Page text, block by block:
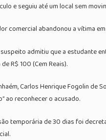
e seguiu até um local sem
comercial abandonou a vítima
admitiu que a estudante
R$ 100 (Cem Reais).
Carlos Henrique Fogolin de
ao reconhecer o acusado.
temporária de 30 dias foi